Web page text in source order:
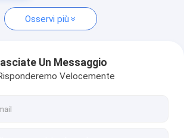
Osservi più
Un Messaggio
Velocemente